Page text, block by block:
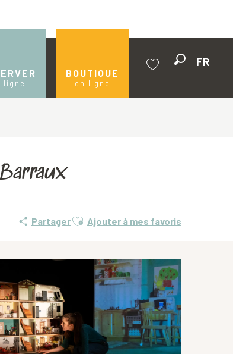
ligne
BOUTIQUE
en ligne
FR
PartagerAjouter aux favoris
Ajouter à mes favoris